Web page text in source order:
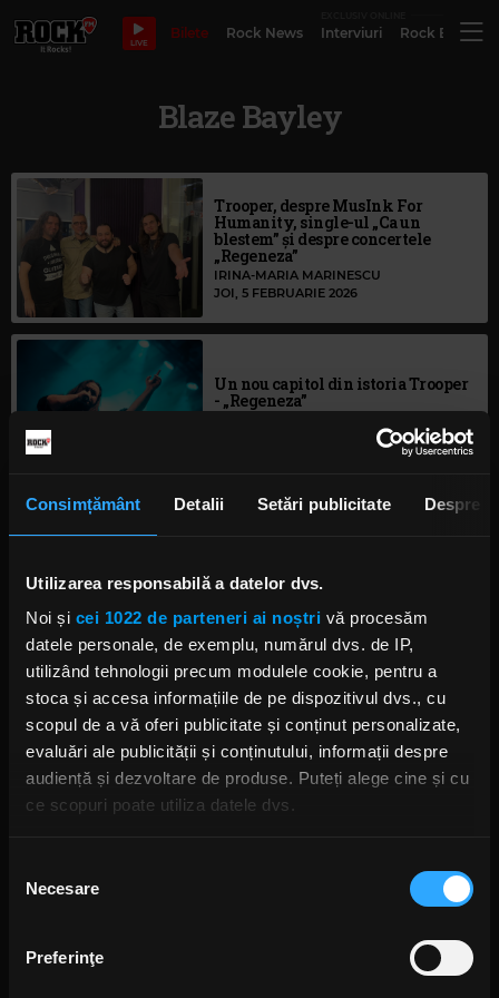
Consimțământ Detalii Setări publicitate Despre
Utilizarea responsabilă a datelor dvs.
Noi și cei 1022 de parteneri ai noștri vă procesăm
datele personale, de exemplu, numărul dvs. de IP,
utilizând tehnologii precum modulele cookie, pentru a
stoca și accesa informațiile de pe dispozitivul dvs., cu
scopul de a vă oferi publicitate și conținut personalizate,
evaluări ale publicității și conținutului, informații despre
audiență și dezvoltare de produse. Puteți alege cine și cu
ce scopuri poate utiliza datele dvs.
Să colectăm informațiile cu privire la locația dvs.
Să vă identificăm dispozitivul scanândul-l în mod
activ după caracteristici specifice (amprentare)
consimțământului
Necesare
Preferinţe
LIVE
Bilete Rock News Interviuri Rock
Blaze Bayley
Trooper, despre MusInk For
Humanity, single-ul „Ca un
blestem” și despre concertele
„Regeneza”
IRINA-MARIA MARINESCU
JOI, 5 FEBRUARIE 2026
Un nou capitol din istoria Trooper
- „Regeneza”
LUNI, 24 NOIEMBRIE 2025
Bayley (ex-Iron Maiden)
Trei foști membri Judas Priest,
Blaze Bayley și David Ellefson
(Megadeth) își unesc forțele
pentru un singur spectacol
LUNI, 23 SEPTEMBRIE 2019
videoclipul melodiei „Eagle